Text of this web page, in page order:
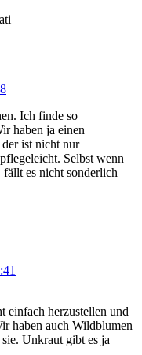
Ich finde so
haben ja einen
ist nicht nur
Selbst wenn
es nicht sonderlich
einfach herzustellen und
haben auch Wildblumen
Unkraut gibt es ja